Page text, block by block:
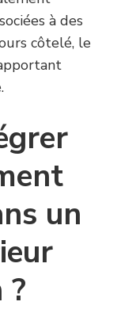
à des
côtelé, le
un